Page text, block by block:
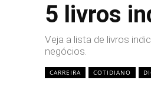
5 livros
Veja a lista de livros
negócios.
CARREIRA COTIDIANO